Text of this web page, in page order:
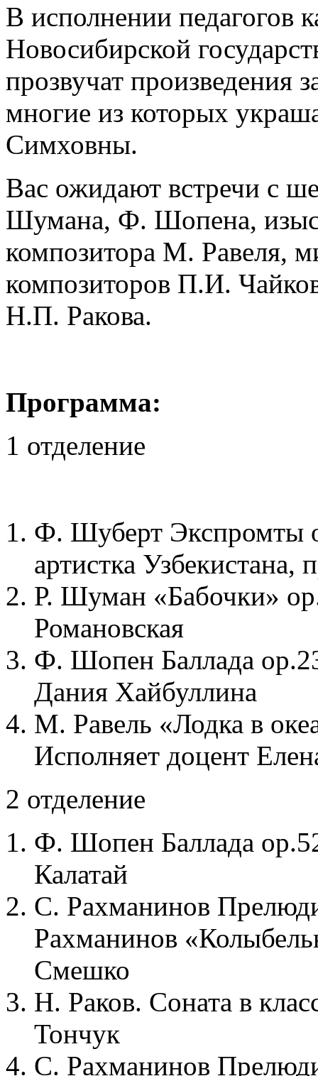
В исполнении педагогов
Новосибирской
прозвучат произведения
многие из которых
Симховны.
Вас ожидают встречи с
Шумана, Ф. Шопена,
композитора М. Равеля,
композиторов П.И.
Н.П. Ракова.
Программа:
1 отделение
Ф. Шуберт Экспромты
артистка
Р. Шуман «Бабочки»
Романовская
Ф. Шопен Баллада
Дания Хайбуллина
М. Равель «Лодка в
Исполняет доцент
2 отделение
Ф. Шопен Баллада
Калатай
С. Рахманинов
Рахманинов
Смешко
Н. Раков. Соната в
Тончук
С. Рахманинов